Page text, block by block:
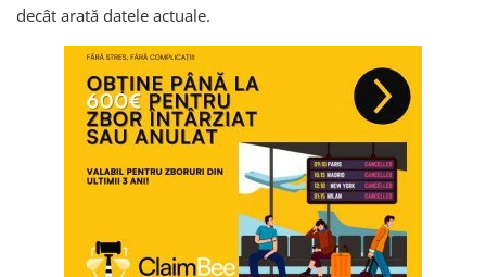
decât arată datele actuale.